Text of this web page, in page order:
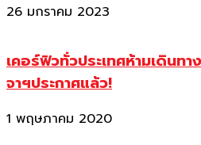
26 มกราคม 2023
เคอร์ฟิวทั่วประเทศห้ามเดินท
จาฯประกาศแล้ว!
1 พฤษภาคม 2020